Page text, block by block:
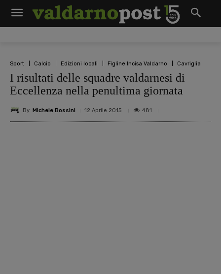
Sport Calcio Edizioni locali Figline Incisa Valdarno Cavriglia
I risultati delle squadre valdarnesi di
Eccellenza nella penultima giornata
By Michele Bossini 12 Aprile 2015 481